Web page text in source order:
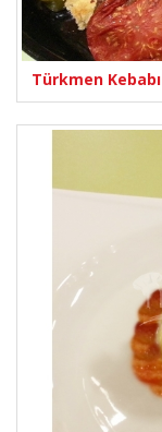
Türkmen Kebabı